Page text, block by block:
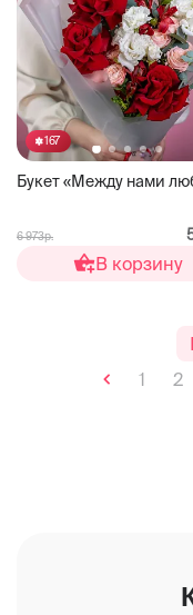
167
Букет «Между нами
6 973р.
В корзину
1
2